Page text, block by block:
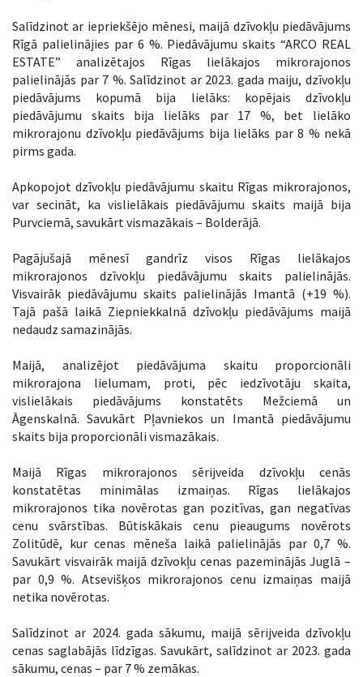
Salīdzinot ar iepriekšējo mēnesi, maijā dzīvokļu piedāvājums
Rīgā palielinājies par 6 %. Piedāvājumu skaits “ARCO REAL
ESTATE” analizētajos Rīgas lielākajos mikrorajonos
palielinājās par 7 %. Salīdzinot ar 2023. gada maiju, dzīvokļu
piedāvājums kopumā bija lielāks: kopējais dzīvokļu
piedāvājumu skaits bija lielāks par 17 %, bet lielāko
mikrorajonu dzīvokļu piedāvājums bija lielāks par 8 % nekā
pirms gada.
Apkopojot dzīvokļu piedāvājumu skaitu Rīgas mikrorajonos,
var secināt, ka vislielākais piedāvājumu skaits maijā bija
Purvciemā, savukārt vismazākais – Bolderājā.
Pagājušajā mēnesī gandrīz visos Rīgas lielākajos
mikrorajonos dzīvokļu piedāvājumu skaits palielinājās.
Visvairāk piedāvājumu skaits palielinājās Imantā (+19 %).
Tajā pašā laikā Ziepniekkalnā dzīvokļu piedāvājums maijā
nedaudz samazinājās.
Maijā, analizējot piedāvājuma skaitu proporcionāli
mikrorajona lielumam, proti, pēc iedzīvotāju skaita,
vislielākais piedāvājums konstatēts Mežciemā un
Āgenskalnā. Savukārt Pļavniekos un Imantā piedāvājumu
skaits bija proporcionāli vismazākais.
Maijā Rīgas mikrorajonos sērijveida dzīvokļu cenās
konstatētas minimālas izmaiņas. Rīgas lielākajos
mikrorajonos tika novērotas gan pozitīvas, gan negatīvas
cenu svārstības. Būtiskākais cenu pieaugums novērots
Zolitūdē, kur cenas mēneša laikā palielinājās par 0,7 %.
Savukārt visvairāk maijā dzīvokļu cenas pazeminājās Juglā –
par 0,9 %. Atsevišķos mikrorajonos cenu izmaiņas maijā
netika novērotas.
Salīdzinot ar 2024. gada sākumu, maijā sērijveida dzīvokļu
cenas saglabājās līdzīgas. Savukārt, salīdzinot ar 2023. gada
sākumu, cenas – par 7 % zemākas.